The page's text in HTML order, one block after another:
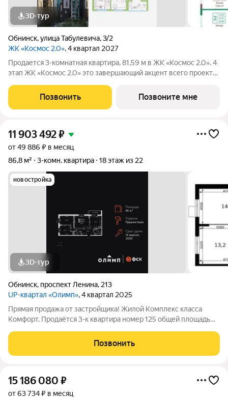
3D-тур
Обнинск,улица Табулевича,3/2
ЖК «Космос 2.0», 4 квартал 2027
Продается 3-комнатная квартира, 81,59 м в ЖК «Космос 2.0». 4
этап ЖК «Космос 2.0» это завершающий акцент всего проекта.
архитектурой и продуманной средой для жизни. Проект
создан для тех, кто любит
Позвонить Позвоните мне
11 903 492₽
от 49 886 ₽ в месяц
86,8 м²
3-комн. квартира 18 этаж из 22
новостройка
3D-тур
Обнинск, проспект Ленина, 213
UP-квартал «Олимп», 4 квартал 2025
Прямая продажа от застройщика! Жилой Комплекс класса
Комфорт. Продаётся 3-к квартира номер 125 общей площадью
отделка. - Организуем показ в удобное для вас время!
Квартира с предчистовой
Позвонить
15 186 080 ₽
от 63 734 ₽ в месяц